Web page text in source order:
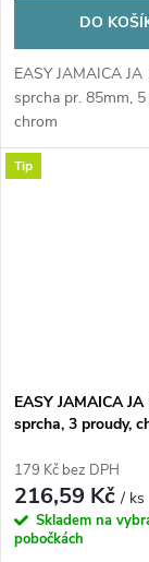
DO
EASY JAMAICA
sprcha pr. 85mm,
chrom
Tip
EASY JAMAICA
sprcha, 3 proudy,
179 Kč bez DPH
216,59 Kč/ ks
Skladem na
pobočkách